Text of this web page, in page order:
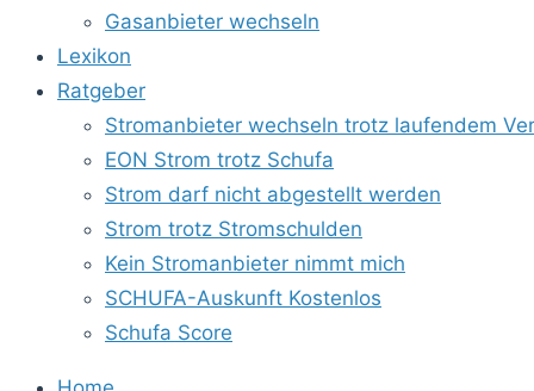
Gasanbieter wechseln
Lexikon
Ratgeber
Stromanbieter wechseln trotz laufendem
EON Strom trotz Schufa
Strom darf nicht abgestellt werden
Strom trotz Stromschulden
Kein Stromanbieter nimmt mich
SCHUFA-Auskunft Kostenlos
Schufa Score